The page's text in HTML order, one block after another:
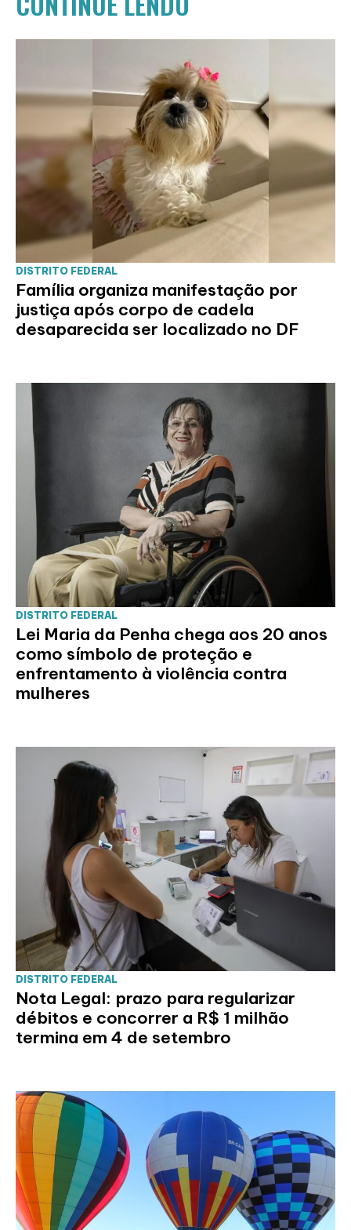
DISTRITO FEDERAL
Família organiza manifestação por
justiça após corpo de cadela
desaparecida ser localizado no DF
DISTRITO FEDERAL
Lei Maria da Penha chega aos 20 anos
como símbolo de proteção e
enfrentamento à violência contra
mulheres
DISTRITO FEDERAL
Nota Legal: prazo para regularizar
débitos e concorrer a R$ 1 milhão
termina em 4 de setembro